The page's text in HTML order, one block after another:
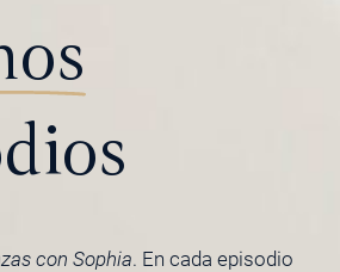
con Sophia. En cada episodio